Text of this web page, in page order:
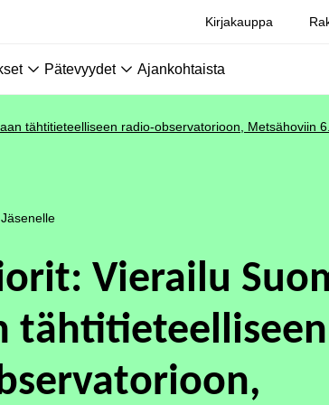
Kirjakauppa
Pätevyydet Ajankohtaista
tähtitieteelliseen radio-observatorioon, Metsähoviin
Jäsenelle
Vierailu
tähtitieteelliseen